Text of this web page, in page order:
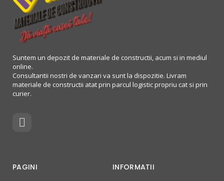
Suntem un depozit de materiale de constructii, acum si in mediul
online.
Consultantii nostri de vanzari va sunt la dispozitie. Livram
materiale de constructii atat prin parcul logistic propriu cat si prin
curier.
PAGINI INFORMATII